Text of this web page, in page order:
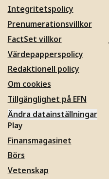
Integritetspolicy
Prenumerationsvillkor
FactSet villkor
Värdepapperspolicy
Redaktionell policy
Om cookies
Tillgänglighet på EFN
Ändra datainställningar
Play
Finansmagasinet
Börs
Vetenskap